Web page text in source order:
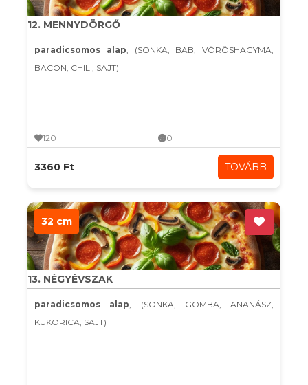
12. MENNYDÖRGŐ
paradicsomos alap, (SONKA, BAB, VÖRÖSHAGYMA,
BACON, CHILI, SAJT)
120 0
3360 Ft TOVÁBB
32 cm
13. NÉGYÉVSZAK
paradicsomos alap, (SONKA, GOMBA, ANANÁSZ,
KUKORICA, SAJT)